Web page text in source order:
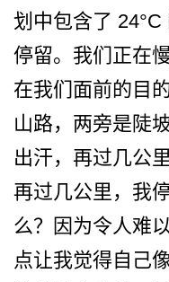
划中包含了
停留­。我们正在
在我们面前的目­
山路，两旁是陡
出汗，再过几公
再过几公里，我
么？因­为令人难
点让我觉得自己